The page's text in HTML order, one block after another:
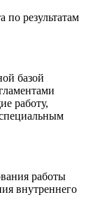
по результатам
базой
работу,
работы
внутреннего